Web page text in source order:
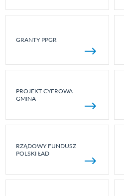
GRANTY PPGR
PROJEKT CYFROWA
GMINA
RZĄDOWY FUNDUSZ
POLSKI ŁAD